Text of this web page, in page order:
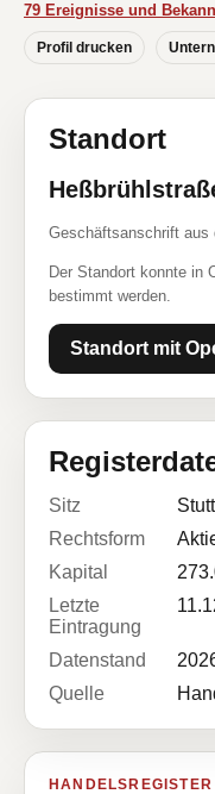
79 Ereignisse und
Profil drucken
Standort
Geschäftsanschrift aus
Der Standort konnte in
bestimmt werden.
Standort mit
Sitz
Rechtsform
Kapital
Letzte
Eintragung
Datenstand
Quelle
HANDELSREGISTER